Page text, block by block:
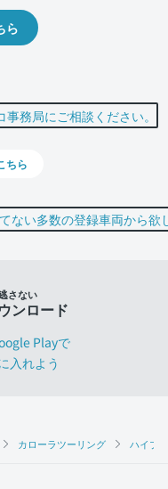
カローラツーリング ハイブ
ら
ちら
さない
ンロード